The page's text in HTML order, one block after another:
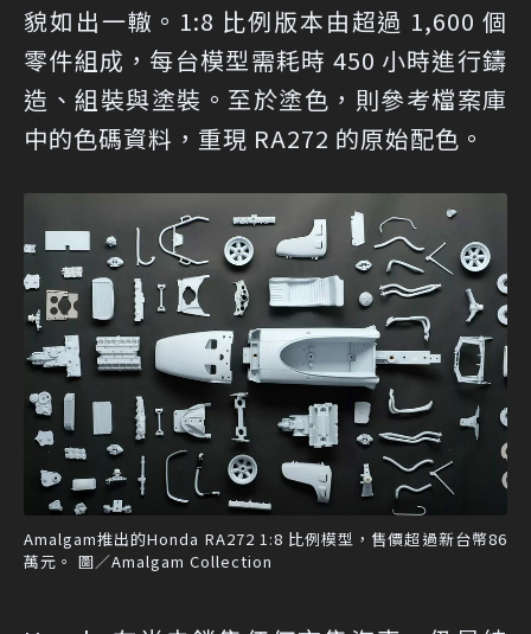
貌如出一轍。1:8 比例版本由超過 1,600 個
零件組成，每台模型需耗時 450 小時進行鑄
造、組裝與塗裝。至於塗色，則參考檔案庫
中的色碼資料，重現 RA272 的原始配色。
Amalgam推出的Honda RA272 1:8 比例模型，售價超過新台幣86
萬元。 圖／Amalgam Collection